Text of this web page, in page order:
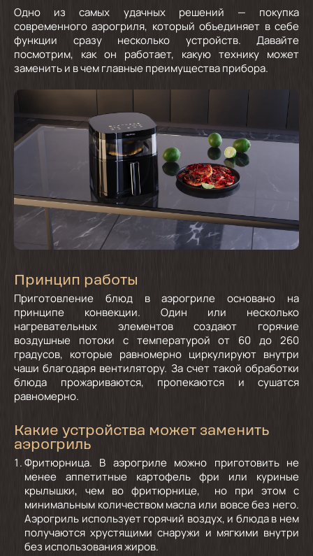
Одно из самых удачных решений — покупка
современного аэрогриля, который объединяет в себе
функции сразу несколько устройств. Давайте
посмотрим, как он работает, какую технику может
заменить и в чем главные преимущества прибора.
Принцип работы
Приготовление блюд в аэрогриле основано на
принципе конвекции. Один или несколько
нагревательных элементов создают горячие
воздушные потоки с температурой от 60 до 260
градусов, которые равномерно циркулируют внутри
чаши благодаря вентилятору. За счет такой обработки
блюда прожариваются, пропекаются и сушатся
равномерно.
Какие устройства может заменить
аэрогриль
Фритюрница. В аэрогриле можно приготовить не
менее аппетитные картофель фри или куриные
крылышки, чем во фритюрнице, но при этом с
минимальным количеством масла или вовсе без него.
Аэрогриль использует горячий воздух, и блюда в нем
получаются хрустящими снаружи и мягкими внутри
без использования жиров.